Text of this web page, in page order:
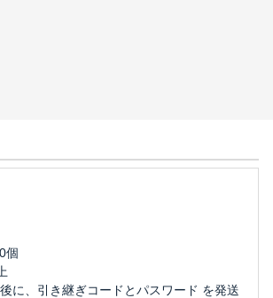
個
に、引き継ぎコードとパスワード を発送